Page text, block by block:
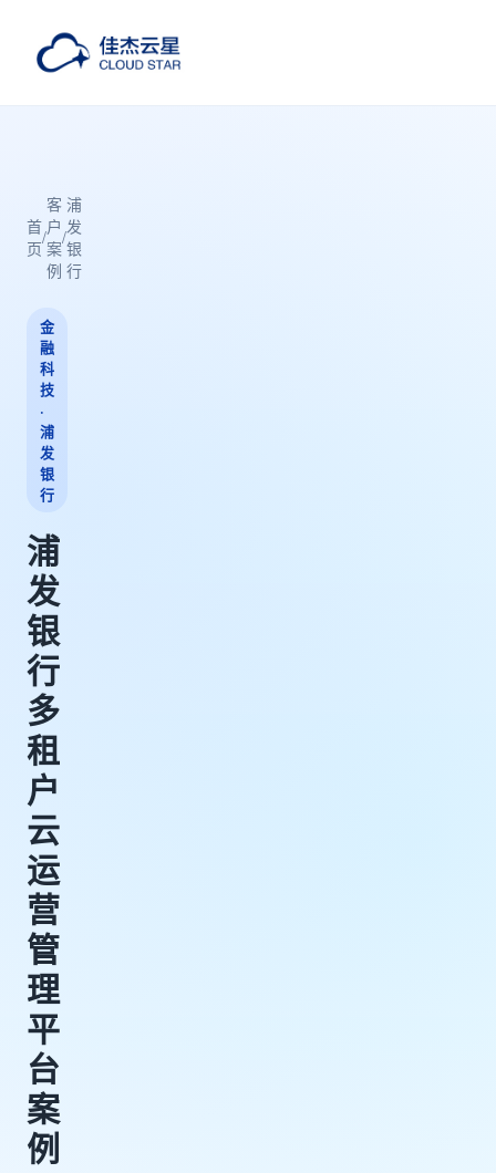
首
页/
客
户
案
例
/
浦
发
银
行
金
融
科
技
·
浦
发
银
行
浦
发
银
行
多
租
户
云
运
营
管
理
平
台
案
例